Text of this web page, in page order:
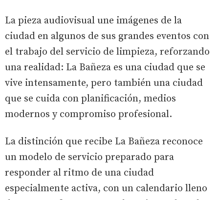
La pieza audiovisual une imágenes de la
ciudad en algunos de sus grandes eventos con
el trabajo del servicio de limpieza, reforzando
una realidad: La Bañeza es una ciudad que se
vive intensamente, pero también una ciudad
que se cuida con planificación, medios
modernos y compromiso profesional.
La distinción que recibe La Bañeza reconoce
un modelo de servicio preparado para
responder al ritmo de una ciudad
especialmente activa, con un calendario lleno